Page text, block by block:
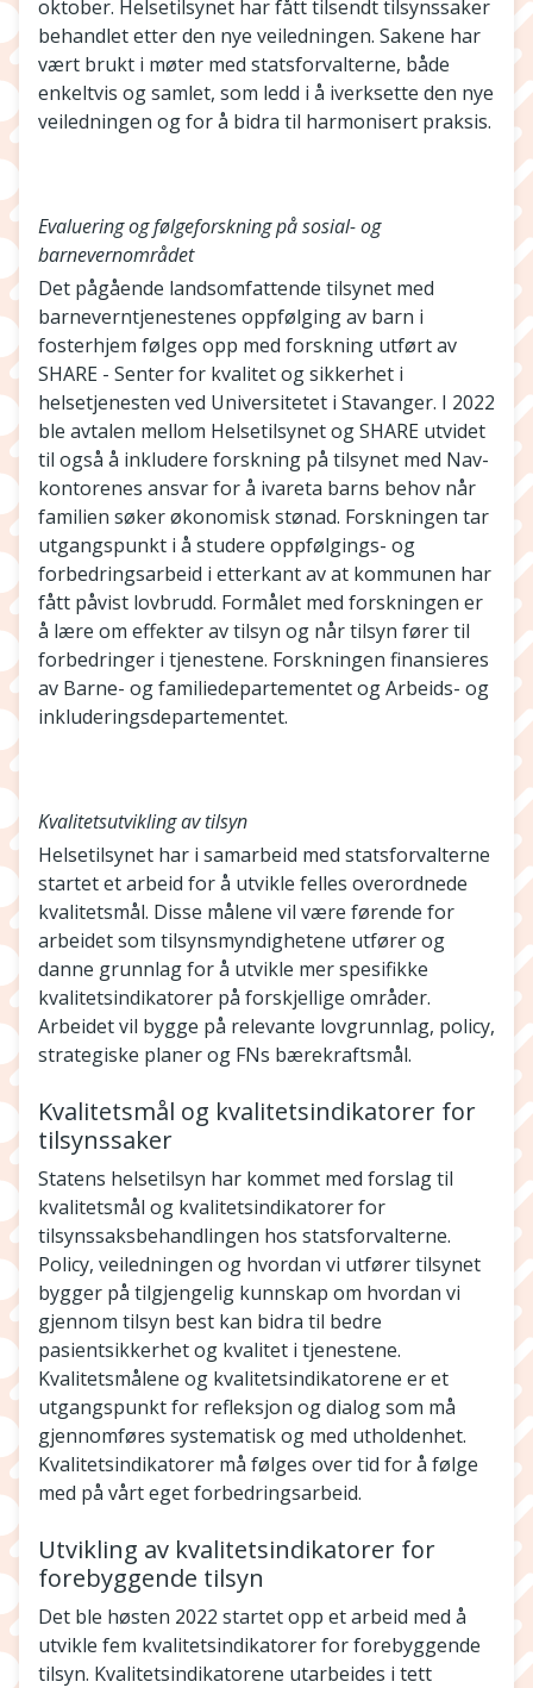
oktober. Helsetilsynet har fått tilsendt tilsynssaker
behandlet etter den nye veiledningen. Sakene har
vært brukt i møter med statsforvalterne, både
enkeltvis og samlet, som ledd i å iverksette den nye
veiledningen og for å bidra til harmonisert praksis.
Evaluering og følgeforskning på sosial- og
barnevernområdet
Det pågående landsomfattende tilsynet med
barneverntjenestenes oppfølging av barn i
fosterhjem følges opp med forskning utført av
SHARE - Senter for kvalitet og sikkerhet i
helsetjenesten ved Universitetet i Stavanger. I 2022
ble avtalen mellom Helsetilsynet og SHARE utvidet
til også å inkludere forskning på tilsynet med Nav-
kontorenes ansvar for å ivareta barns behov når
familien søker økonomisk stønad. Forskningen tar
utgangspunkt i å studere oppfølgings- og
forbedringsarbeid i etterkant av at kommunen har
fått påvist lovbrudd. Formålet med forskningen er
å lære om effekter av tilsyn og når tilsyn fører til
forbedringer i tjenestene. Forskningen finansieres
av Barne- og familiedepartementet og Arbeids- og
inkluderingsdepartementet.
Kvalitetsutvikling av tilsyn
Helsetilsynet har i samarbeid med statsforvalterne
startet et arbeid for å utvikle felles overordnede
kvalitetsmål. Disse målene vil være førende for
arbeidet som tilsynsmyndighetene utfører og
danne grunnlag for å utvikle mer spesifikke
kvalitetsindikatorer på forskjellige områder.
Arbeidet vil bygge på relevante lovgrunnlag, policy,
strategiske planer og FNs bærekraftsmål.
Kvalitetsmål og kvalitetsindikatorer for
tilsynssaker
Statens helsetilsyn har kommet med forslag til
kvalitetsmål og kvalitetsindikatorer for
tilsynssaksbehandlingen hos statsforvalterne.
Policy, veiledningen og hvordan vi utfører tilsynet
bygger på tilgjengelig kunnskap om hvordan vi
gjennom tilsyn best kan bidra til bedre
pasientsikkerhet og kvalitet i tjenestene.
Kvalitetsmålene og kvalitetsindikatorene er et
utgangspunkt for refleksjon og dialog som må
gjennomføres systematisk og med utholdenhet.
Kvalitetsindikatorer må følges over tid for å følge
med på vårt eget forbedringsarbeid.
Utvikling av kvalitetsindikatorer for
forebyggende tilsyn
Det ble høsten 2022 startet opp et arbeid med å
utvikle fem kvalitetsindikatorer for forebyggende
tilsyn. Kvalitetsindikatorene utarbeides i tett